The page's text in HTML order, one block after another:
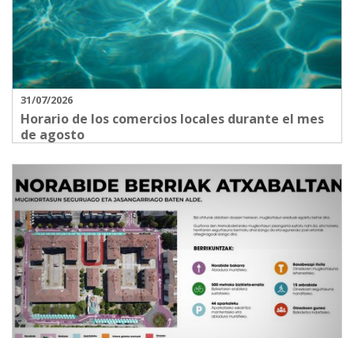
31/07/2026
Horario de los comercios locales durante el mes
de agosto